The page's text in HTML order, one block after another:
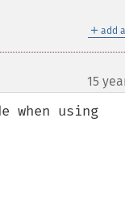
＋ add
15
when using